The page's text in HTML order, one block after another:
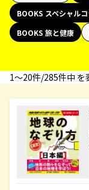
BOOKS スペシャル
BOOKS 旅と健康
1〜20件/285件中 を